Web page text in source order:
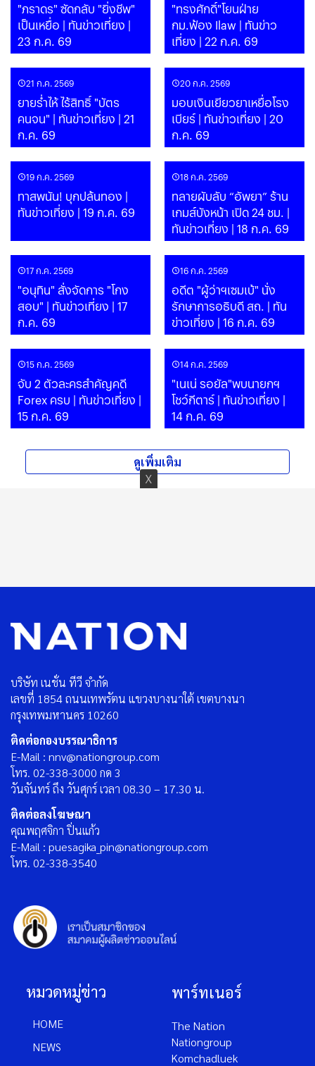
"ภราดร" ซัดกลับ "ยิ่งชีพ"
เป็นเหยื่อ | ทันข่าวเที่ยง |
23 ก.ค. 69
"ทรงศักดิ์"โยนฝ่าย
กม.ฟ้อง Ilaw | ทันข่าว
เที่ยง | 22 ก.ค. 69
21 ก.ค. 2569
ยายร่ำไห้ ไร้สิทธิ์ "บัตร
คนจน" | ทันข่าวเที่ยง | 21
ก.ค. 69
20 ก.ค. 2569
มอบเงินเยียวยาเหยื่อโรง
เบียร์ | ทันข่าวเที่ยง | 20
ก.ค. 69
19 ก.ค. 2569
ทาสพนัน! บุกปล้นทอง |
ทันข่าวเที่ยง | 19 ก.ค. 69
18 ก.ค. 2569
ทลายผับลับ “อัพยา” ร้าน
เกมส์บังหน้า เปิด 24 ชม. |
ทันข่าวเที่ยง | 18 ก.ค. 69
17 ก.ค. 2569
"อนุทิน" สั่งจัดการ "โกง
สอบ" | ทันข่าวเที่ยง | 17
ก.ค. 69
16 ก.ค. 2569
อดีต "ผู้ว่าฯเซมเบ้" นั่ง
รักษาการอธิบดี สถ. | ทัน
ข่าวเที่ยง | 16 ก.ค. 69
15 ก.ค. 2569
จับ 2 ตัวละครสำคัญคดี
Forex ครบ | ทันข่าวเที่ยง |
15 ก.ค. 69
14 ก.ค. 2569
"เนเน่ รอยัล"พบนายกฯ
โชว์กีตาร์ | ทันข่าวเที่ยง |
14 ก.ค. 69
ดูเพิ่มเติม
บริษัท เนชั่น ทีวี จำกัด
เลขที่ 1854 ถนนเทพรัตน แขวงบางนาใต้ เขตบางนา
กรุงเทพมหานคร 10260
ติดต่อกองบรรณาธิการ
E-Mail : nnv@nationgroup.com
โทร. 02-338-3000 กด 3
วันจันทร์ ถึง วันศุกร์ เวลา 08.30 – 17.30 น.
ติดต่อลงโฆษณา
คุณพฤศจิกา ปิ่นแก้ว
E-Mail : puesagika_pin@nationgroup.com
โทร. 02-338-3540
หมวดหมู่ข่าว
HOME
NEWS
พาร์ทเนอร์
The Nation
Nationgroup
Komchadluek